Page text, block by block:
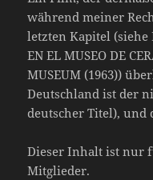
während meiner
letzten Kapitel (siehe
EN EL MUSEO DE
MUSEUM (1963))
Deutschland ist der
deutscher Titel),
Dieser Inhalt ist nur
Mitglieder.